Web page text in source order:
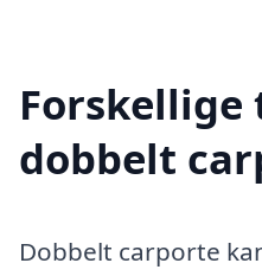
Forskellige
dobbelt
Dobbelt carporte